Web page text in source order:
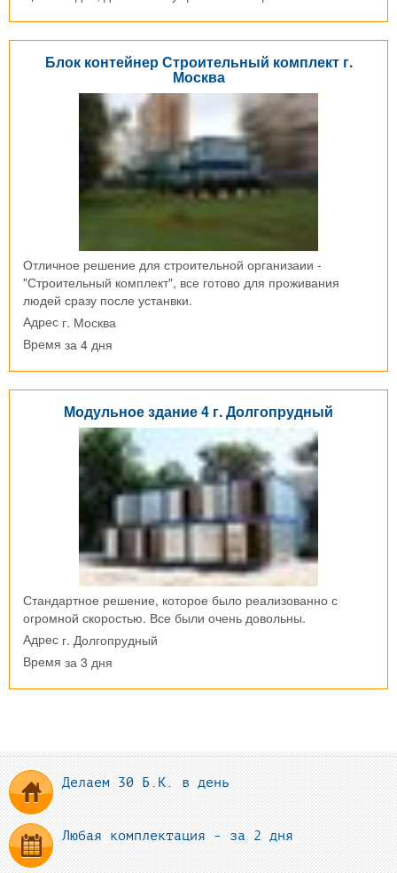
Блок контейнер Строительный комплект г.
Москва
Отличное решение для строительной организаии -
"Строительный комплект", все готово для проживания
людей сразу после устанвки.
Адрес г. Москва
Время за 4 дня
Модульное здание 4 г. Долгопрудный
Стандартное решение, которое было реализованно с
огромной скоростью. Все были очень довольны.
Адрес г. Долгопрудный
Время за 3 дня
Делаем 30 Б.К. в день
Любая комплектация - за 2 дня